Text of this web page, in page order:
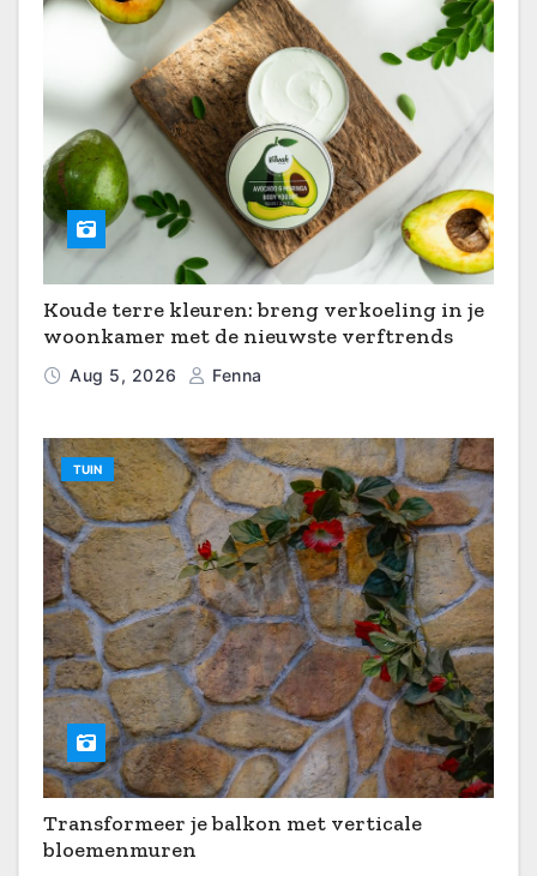
Koude terre kleuren: breng verkoeling in je
woonkamer met de nieuwste verftrends
Aug 5, 2026 Fenna
TUIN
Transformeer je balkon met verticale
bloemenmuren